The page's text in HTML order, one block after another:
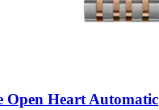
Open Heart Automatic